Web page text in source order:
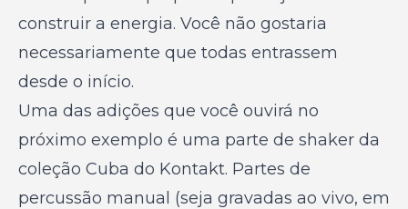
construir a energia. Você não gostaria
necessariamente que todas entrassem
desde o início.
Uma das adições que você ouvirá no
próximo exemplo é uma parte de shaker da
coleção Cuba do Kontakt. Partes de
percussão manual (seja gravadas ao vivo, em